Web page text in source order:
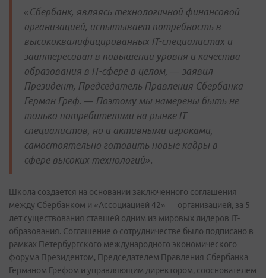
«Сбербанк, являясь технологичной финансовой
организацией, испытывает потребность в
высококвалифицированных IT-специалистах и
заинтересован в повышении уровня и качества
образования в IT-сфере в целом, — заявил
Президент, Председатель Правления Сбербанка
Герман Греф. — Поэтому мы намерены быть не
только потребителями на рынке IT-
специалистов, но и активными игроками,
самостоятельно готовить новые кадры в
сфере высоких технологий».
Школа создается на основании заключенного соглашения
между Сбербанком и «Ассоциацией 42» — организацией, за 5
лет существования ставшей одним из мировых лидеров IT-
образования. Соглашение о сотрудничестве было подписано в
рамках Петербургского международного экономического
форума Президентом, Председателем Правления Сбербанка
Германом Грефом и управляющим директором, сооснователем